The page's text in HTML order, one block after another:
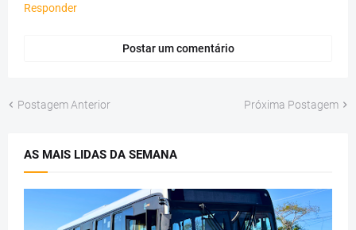
Responder
Postar um comentário
Postagem Anterior Próxima Postagem
AS MAIS LIDAS DA SEMANA